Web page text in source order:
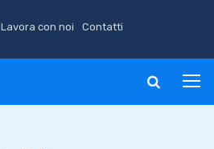
Lavora con noi Contatti